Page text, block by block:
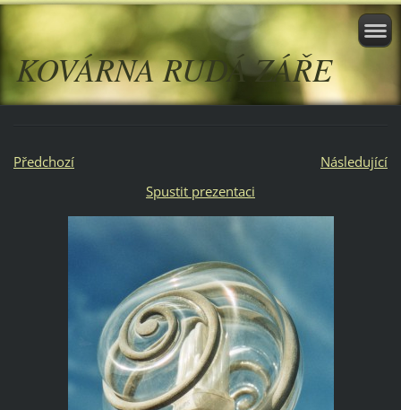
KOVÁRNA RUDÁ ZÁŘE
Předchozí
Následující
Spustit prezentaci